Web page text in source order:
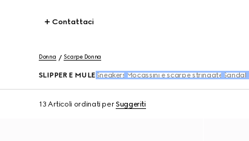
Contattaci
Donna Scarpe Donna
SLIPPER E MULE Sneakers Mocassini e scarpe stringate Sandali
13 Articoli ordinati perSuggeriti